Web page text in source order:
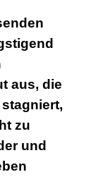
aus, die
zu
und